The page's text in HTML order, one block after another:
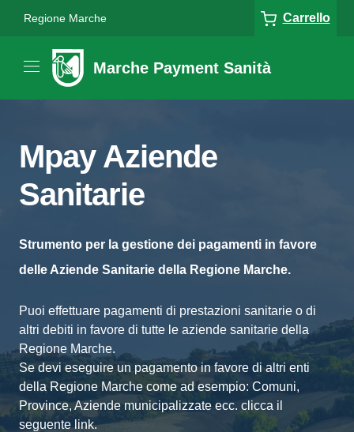
Regione Marche Carrello
Marche Payment Sanità
Mpay Aziende
Sanitarie
Strumento per la gestione dei pagamenti in favore
delle Aziende Sanitarie della Regione Marche.
Puoi effettuare pagamenti di prestazioni sanitarie o di
altri debiti in favore di tutte le aziende sanitarie della
Regione Marche.
Se devi eseguire un pagamento in favore di altri enti
della Regione Marche come ad esempio: Comuni,
Province, Aziende municipalizzate ecc. clicca il
seguente link.